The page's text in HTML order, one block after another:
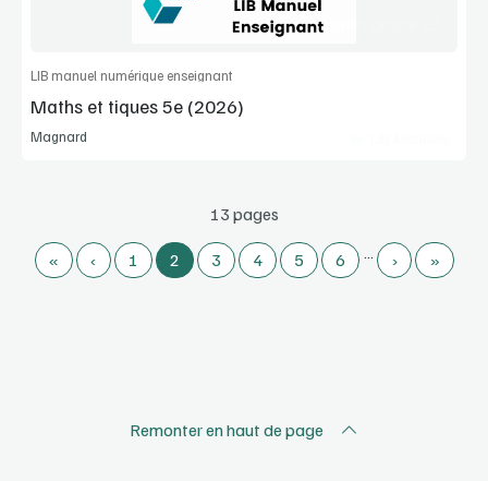
Commander l'article
LIB manuel numérique enseignant
Maths et tiques 5e (2026)
Magnard
13 pages
« ‹ 1 2 3 4 5 6 … › »
Remonter en haut de page